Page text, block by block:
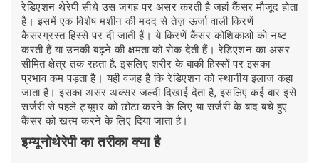
रेडिएशन थेरेपी सीधे उस जगह पर असर करती है जहां कैंसर मौजूद होता
है। इसमें एक विशेष मशीन की मदद से तेज़ ऊर्जा वाली किरणें
कैंसरग्रस्त हिस्से पर दी जाती हैं। ये किरणें कैंसर कोशिकाओं को नष्ट
करती हैं या उनकी बढ़ने की क्षमता को रोक देती हैं। रेडिएशन का असर
सीमित क्षेत्र तक रहता है, इसलिए शरीर के बाकी हिस्सों पर इसका
प्रभाव कम पड़ता है। यही वजह है कि रेडिएशन को स्थानीय इलाज कहा
जाता है। इसका असर अक्सर जल्दी दिखाई देता है, इसलिए कई बार इसे
सर्जरी से पहले ट्यूमर को छोटा करने के लिए या सर्जरी के बाद बचे हुए
कैंसर को खत्म करने के लिए दिया जाता है।
इम्यूनोथेरेपी का तरीका क्या है